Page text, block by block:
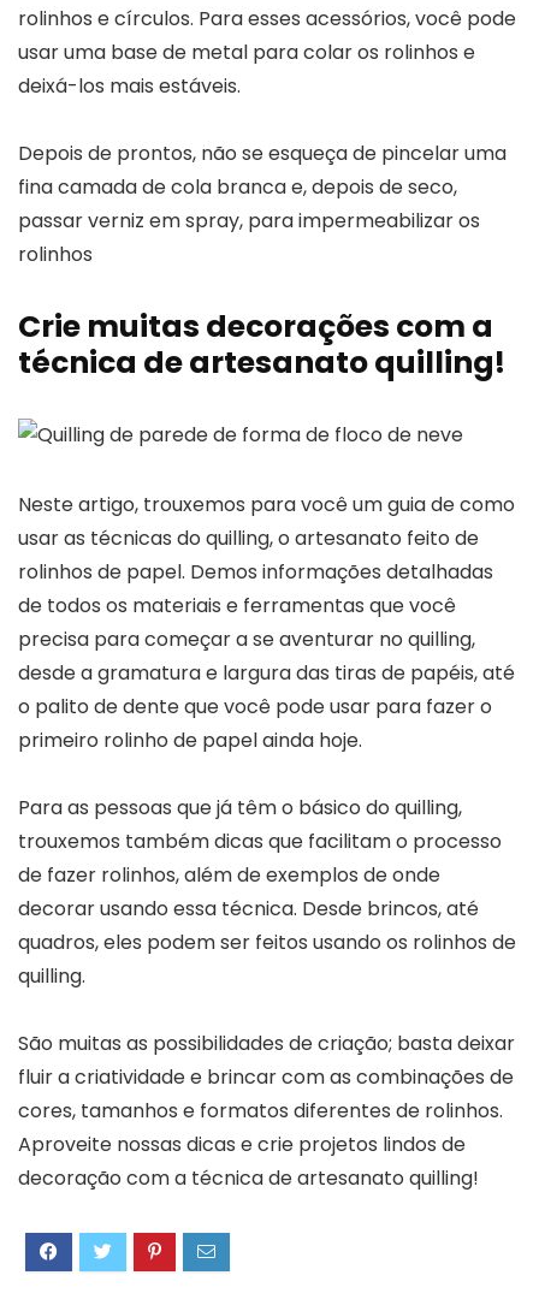
rolinhos e círculos. Para esses acessórios, você pode
usar uma base de metal para colar os rolinhos e
deixá-los mais estáveis.
Depois de prontos, não se esqueça de pincelar uma
fina camada de cola branca e, depois de seco,
passar verniz em spray, para impermeabilizar os
rolinhos
Crie muitas decorações com a
técnica de artesanato quilling!
Neste artigo, trouxemos para você um guia de como
usar as técnicas do quilling, o artesanato feito de
rolinhos de papel. Demos informações detalhadas
de todos os materiais e ferramentas que você
precisa para começar a se aventurar no quilling,
desde a gramatura e largura das tiras de papéis, até
o palito de dente que você pode usar para fazer o
primeiro rolinho de papel ainda hoje.
Para as pessoas que já têm o básico do quilling,
trouxemos também dicas que facilitam o processo
de fazer rolinhos, além de exemplos de onde
decorar usando essa técnica. Desde brincos, até
quadros, eles podem ser feitos usando os rolinhos de
quilling.
São muitas as possibilidades de criação; basta deixar
fluir a criatividade e brincar com as combinações de
cores, tamanhos e formatos diferentes de rolinhos.
Aproveite nossas dicas e crie projetos lindos de
decoração com a técnica de artesanato quilling!